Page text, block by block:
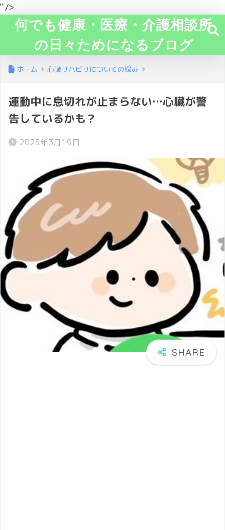
" />
何でも健康・医療・介護相談所
の日々ためになるブログ
ホーム 心臓リハビリについての悩み
運動中に息切れが止まらない…心臓が警
告しているかも？
2025年3月19日